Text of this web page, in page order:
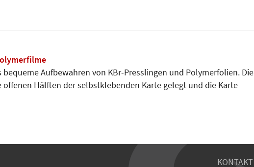
bequeme Aufbewahren von KBr-Presslingen und Polymerfolien. Die
offenen Hälften der selbstklebenden Karte gelegt und die Karte
KONTAKT